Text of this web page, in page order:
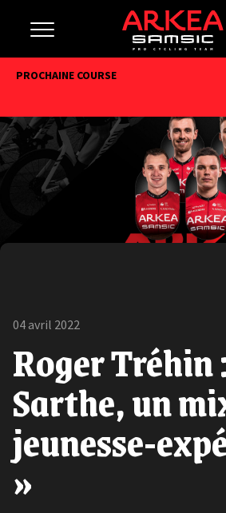
PROCHAINE COURSE
04 avril 2022
Roger Tréhin
Sarthe, un
jeunesse-
»